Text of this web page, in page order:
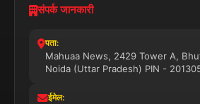
संपर्क जानकारी
पता:
Mahuaa News, 2429 Tower A,
Noida (Uttar Pradesh) PIN -
ईमेल: